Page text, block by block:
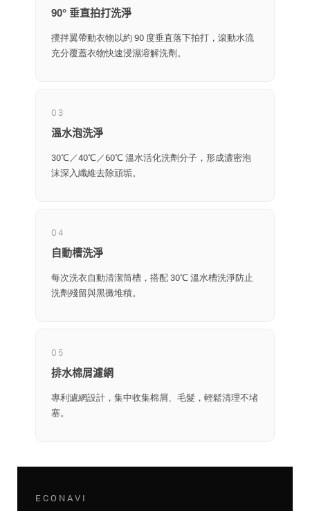
90° 垂直拍打洗淨
攪拌翼帶動衣物以約 90 度垂直落下拍打，滾動水流
充分覆蓋衣物快速浸濕溶解洗劑。
03
溫水泡洗淨
30℃／40℃／60℃ 溫水活化洗劑分子，形成濃密泡
沫深入纖維去除頑垢。
04
自動槽洗淨
每次洗衣自動清潔筒槽，搭配 30℃ 溫水槽洗淨防止
洗劑殘留與黑黴堆積。
05
排水棉屑濾網
專利濾網設計，集中收集棉屑、毛髮，輕鬆清理不堵
塞。
ECONAVI